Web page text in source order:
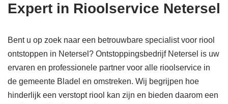
Expert in Rioolservice Netersel
Bent u op zoek naar een betrouwbare specialist voor riool
ontstoppen in Netersel? Ontstoppingsbedrijf Netersel is uw
ervaren en professionele partner voor alle rioolservice in
de gemeente Bladel en omstreken. Wij begrijpen hoe
hinderlijk een verstopt riool kan zijn en bieden daarom een